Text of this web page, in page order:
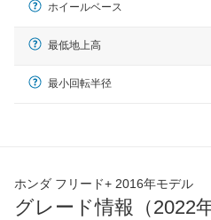
ホイールベース
最低地上高
最小回転半径
ホンダ フリード+ 2016年モデル
グレード情報（2022